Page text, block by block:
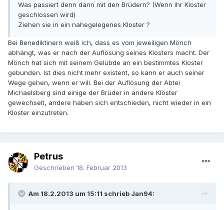
Was passiert denn dann mit den Brüdern? (Wenn ihr Kloster
geschlossen wird)
Ziehen sie in ein nahegelegenes Kloster ?
Bei Benediktinern weiß ich, dass es vom jeweiligen Mönch
abhängt, was er nach der Auflösung seines Klosters macht. Der
Mönch hat sich mit seinem Gelübde an ein bestimmtes Kloster
gebunden. Ist dies nicht mehr existent, so kann er auch seiner
Wege gehen, wenn er will. Bei der Auflösung der Abtei
Michaelsberg sind einige der Brüder in andere Klöster
gewechselt, andere haben sich entschieden, nicht wieder in ein
Kloster einzutreten.
Petrus
Geschrieben 18. Februar 2013
Am 18.2.2013 um 15:11 schrieb Jan94: